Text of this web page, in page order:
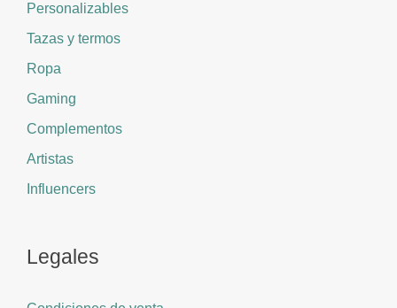
Personalizables
Tazas y termos
Ropa
Gaming
Complementos
Artistas
Influencers
Legales